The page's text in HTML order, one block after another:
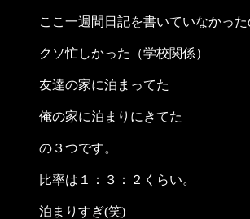
ここ一週間日記を書いていなかった
クソ忙しかった（学校関係）
友達の家に泊まってた
俺の家に泊まりにきてた
の３つです。
比率は１：３：２くらい。
泊まりすぎ(笑)